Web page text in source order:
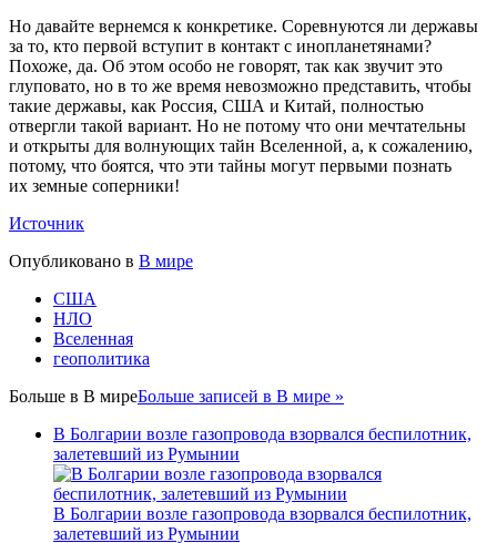
Но давайте вернемся к конкретике. Соревнуются ли державы
за то, кто первой вступит в контакт с инопланетянами?
Похоже, да. Об этом особо не говорят, так как звучит это
глуповато, но в то же время невозможно представить, чтобы
такие державы, как Россия, США и Китай, полностью
отвергли такой вариант. Но не потому что они мечтательны
и открыты для волнующих тайн Вселенной, а, к сожалению,
потому, что боятся, что эти тайны могут первыми познать
их земные соперники!
Источник
Опубликовано в В мире
США
НЛО
Вселенная
геополитика
Больше в В миреБольше записей в В мире »
В Болгарии возле газопровода взорвался беспилотник,
залетевший из Румынии
В Болгарии возле газопровода взорвался беспилотник,
залетевший из Румынии